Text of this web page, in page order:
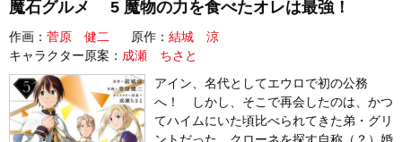
魔石グルメ 5 魔物の力を食べたオレは最強！
作画： 菅原 健二 原作： 結城 涼
キャラクター原案： 成瀬 ちさと
アイン、名代としてエウロで初の公務
へ！ しかし、そこで再会したのは、かつ
てハイムにいた頃比べられてきた弟・グリ